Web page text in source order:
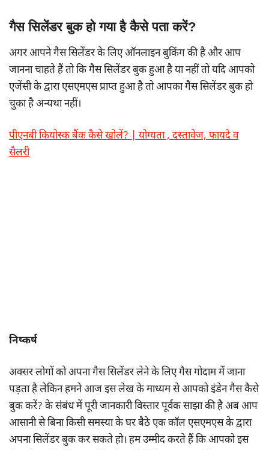
गैस सिलेंडर बुक हो गया है कैसे पता करें?
अगर आपने गैस सिलेंडर के लिए ऑनलाइन बुकिंग की है और आप
जानना चाहते हैं तो कि गैस सिलेंडर बुक हुआ है या नहीं तो यदि आपको
एजेंसी के द्वारा एसएमएस प्राप्त हुआ है तो आपका गैस सिलेंडर बुक हो
चुका है अन्यथा नहीं।
पीएनबी कियोस्क बैंक कैसे खोलें? | योग्यता , दस्तावेज, फायदे व
सैलरी
निष्कर्ष
अक्सर लोगों को अपना गैस सिलेंडर लेने के लिए गैस गोदाम में जाना
पड़ता है लेकिन हमने आज इस लेख के माध्यम से आपको इंडेन गैस कैसे
बुक करें? के संबंध में पूरी जानकारी विस्तार पूर्वक साझा की है अब आप
आसानी से बिना किसी समस्या के घर बैठे एक कॉल एसएमएस के द्वारा
अपना सिलेंडर बुक कर सकते हो। हम उम्मीद करते हैं कि आपको इस